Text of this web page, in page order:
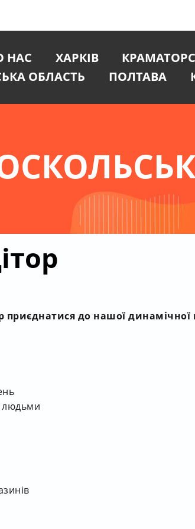
НАС ХАРКІВ
ОБЛАСТЬ
ПОЛТАВА
приєднатися до нашої
людьми